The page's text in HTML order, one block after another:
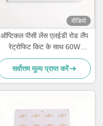
वीडियो
ऑप्टिकल पीसी लेंस एलईडी रोड लैंप
रेट्रोफिट किट के साथ 60W
एल्यूमिनियम एलईडी पीसीबी बोर्ड
सर्वोत्तम मूल्य प्राप्त करें